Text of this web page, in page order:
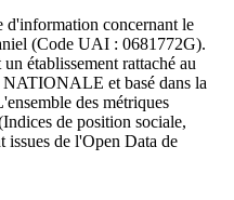
d'information concernant le
(Code UAI : 0681772G).
un établissement rattaché au
et basé dans la
des métriques
de position sociale,
issues de l'Open Data de